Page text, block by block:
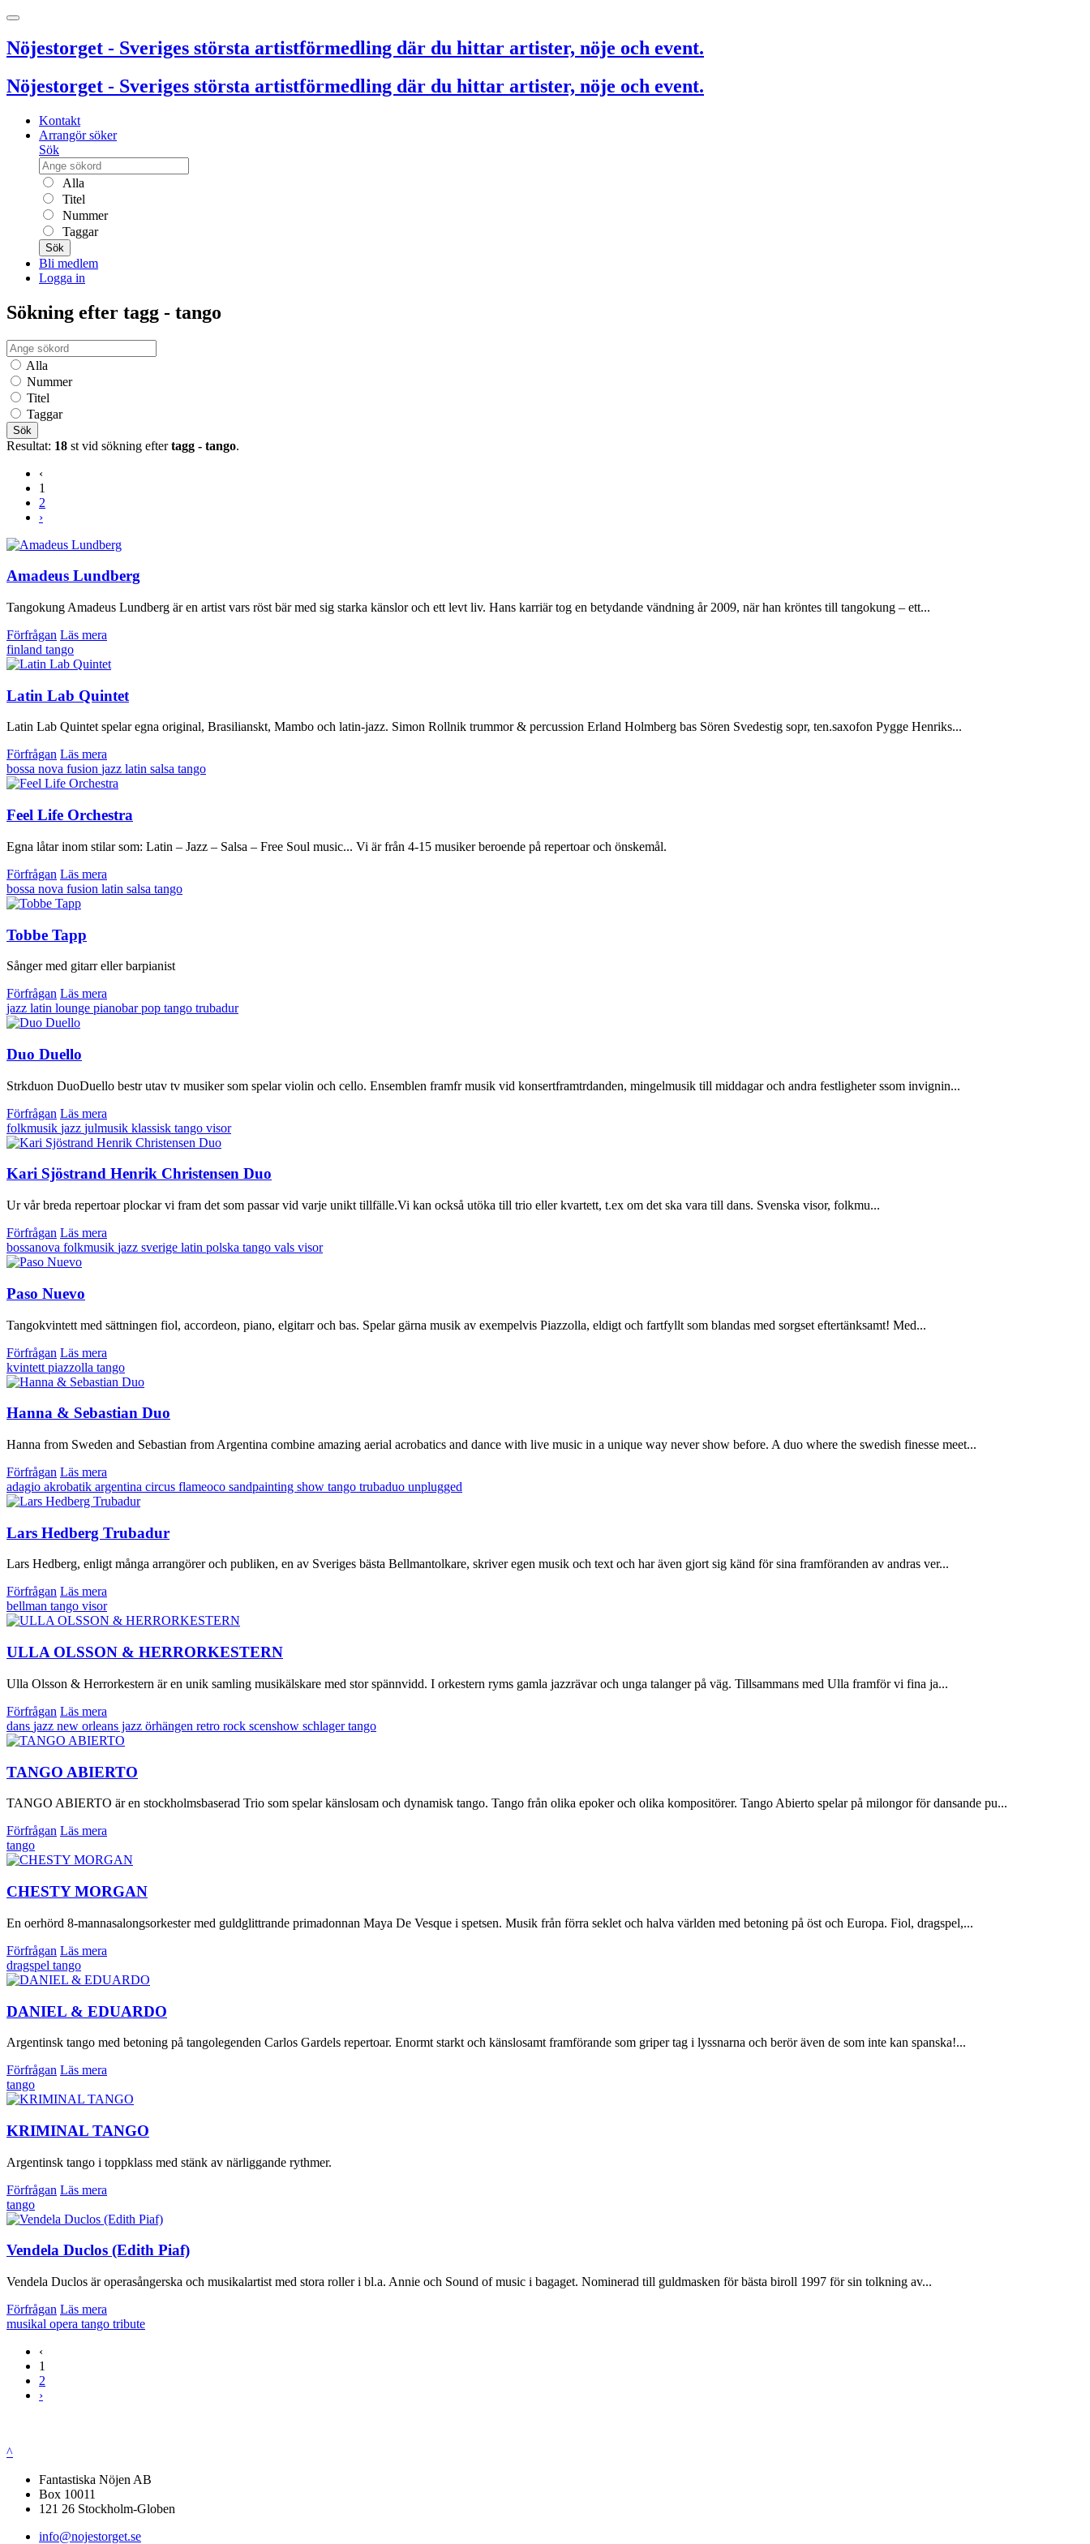
Nöjestorget - Sveriges största artistförmedling där du hittar artister, nöje och event.
Nöjestorget - Sveriges största artistförmedling där du hittar artister, nöje och event.
Kontakt
Arrangör söker
Sök
Alla
Titel
Nummer
Taggar
Sök
Bli medlem
Logga in
Sökning efter tagg - tango
Alla
Nummer
Titel
Taggar
Sök
Resultat: 18 st vid sökning eftertagg - tango.
‹
1
2
›
Amadeus Lundberg
Tangokung Amadeus Lundberg är en artist vars röst bär med sig starka känslor och ett levt liv. Hans karriär tog en betydande vändning år 2009, när han kröntes till tangokung – ett...
Förfrågan Läs mera
finland tango
Latin Lab Quintet
Latin Lab Quintet spelar egna original, Brasilianskt, Mambo och latin-jazz. Simon Rollnik trummor & percussion Erland Holmberg bas Sören Svedestig sopr, ten.saxofon Pygge Henriks...
Förfrågan Läs mera
bossa nova fusion jazz latin salsa tango
Feel Life Orchestra
Egna låtar inom stilar som: Latin – Jazz – Salsa – Free Soul music... Vi är från 4-15 musiker beroende på repertoar och önskemål.
Förfrågan Läs mera
bossa nova fusion latin salsa tango
Tobbe Tapp
Sånger med gitarr eller barpianist
Förfrågan Läs mera
jazz latin lounge pianobarpop tango trubadur
Duo Duello
Strkduon DuoDuello bestr utav tv musiker som spelar violin och cello. Ensemblen framfr musik vid konsertframtrdanden, mingelmusik till middagar och andra festligheter ssom invignin...
Förfrågan Läs mera
folkmusik jazz julmusik klassisk tango visor
Kari Sjöstrand Henrik Christensen Duo
Ur vår breda repertoar plockar vi fram det som passar vid varje unikt tillfälle.Vi kan också utöka till trio eller kvartett, t.ex om det ska vara till dans. Svenska visor, folkmu...
Förfrågan Läs mera
bossanova folkmusik jazz sverige latin polska tango vals visor
Paso Nuevo
Tangokvintett med sättningen fiol, accordeon, piano, elgitarr och bas. Spelar gärna musik av exempelvis Piazzolla, eldigt och fartfyllt som blandas med sorgset eftertänksamt! Med...
Förfrågan Läs mera
kvintett piazzolla tango
Hanna & Sebastian Duo
Hanna from Sweden and Sebastian from Argentina combine amazing aerial acrobatics and dance with live music in a unique way never show before. A duo where the swedish finesse meet...
Förfrågan Läs mera
adagio akrobatik argentina circus flameoco sandpainting show tango trubaduo unplugged
Lars Hedberg Trubadur
Lars Hedberg, enligt många arrangörer och publiken, en av Sveriges bästa Bellmantolkare, skriver egen musik och text och har även gjort sig känd för sina framföranden av andras ver...
Förfrågan Läs mera
bellman tango visor
ULLA OLSSON & HERRORKESTERN
Ulla Olsson & Herrorkestern är en unik samling musikälskare med stor spännvidd. I orkestern ryms gamla jazzrävar och unga talanger på väg. Tillsammans med Ulla framför vi fina ja...
Förfrågan Läs mera
dans jazz new orleans jazz örhängen retro rock scenshow schlagertango
TANGO ABIERTO
TANGO ABIERTO är en stockholmsbaserad Trio som spelar känslosam och dynamisk tango. Tango från olika epoker och olika kompositörer. Tango Abierto spelar på milongor för dansande pu...
Förfrågan Läs mera
tango
CHESTY MORGAN
En oerhörd 8-mannasalongsorkester med guldglittrande primadonnan Maya De Vesque i spetsen. Musik från förra seklet och halva världen med betoning på öst och Europa. Fiol, dragspel,...
Förfrågan Läs mera
dragspel tango
DANIEL & EDUARDO
Argentinsk tango med betoning på tangolegenden Carlos Gardels repertoar. Enormt starkt och känslosamt framförande som griper tag i lyssnarna och berör även de som inte kan spanska!...
Förfrågan Läs mera
tango
KRIMINAL TANGO
Argentinsk tango i toppklass med stänk av närliggande rythmer.
Förfrågan Läs mera
tango
Vendela Duclos (Edith Piaf)
Vendela Duclos är operasångerska och musikalartist med stora roller i bl.a. Annie och Sound of music i bagaget. Nominerad till guldmasken för bästa biroll 1997 för sin tolkning av...
Förfrågan Läs mera
musikal opera tango tribute
‹
1
2
›
^
Fantastiska Nöjen AB
Box 10011
121 26 Stockholm-Globen
info@nojestorget.se